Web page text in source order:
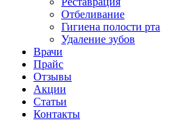
Отбеливание
Гигиена полости рта
Удаление зубов
Врачи
Прайс
Отзывы
Акции
Статьи
Контакты